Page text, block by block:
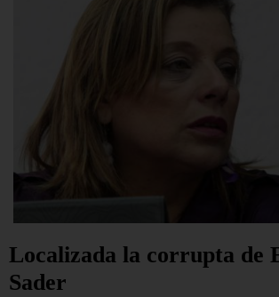
Localizada la corrupta de
Sader